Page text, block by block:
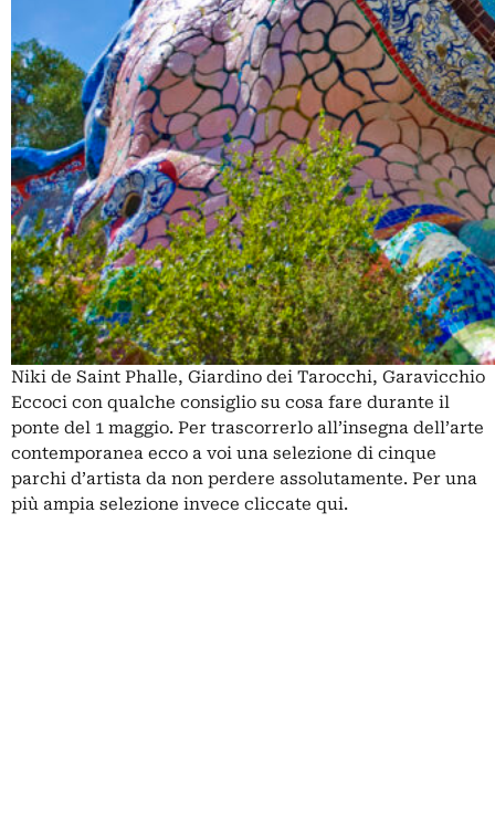
Niki de Saint Phalle, Giardino dei Tarocchi, Garavicchio
Eccoci con qualche consiglio su cosa fare durante il
ponte del 1 maggio. Per trascorrerlo all’insegna dell’arte
contemporanea ecco a voi una selezione di cinque
parchi d’artista da non perdere assolutamente. Per una
più ampia selezione invece cliccate qui.